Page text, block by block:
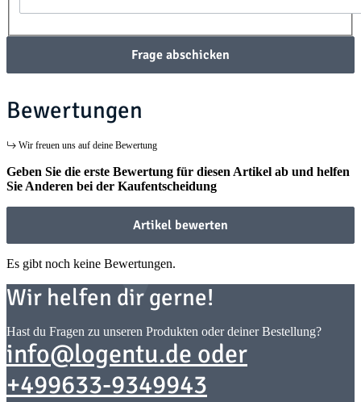
Frage abschicken
Bewertungen
Wir freuen uns auf deine Bewertung
Geben Sie die erste Bewertung für diesen Artikel ab und helfen
Sie Anderen bei der Kaufentscheidung
Artikel bewerten
Es gibt noch keine Bewertungen.
Wir helfen dir gerne!
Hast du Fragen zu unseren Produkten oder deiner Bestellung?
info@logentu.de oder
+499633-9349943